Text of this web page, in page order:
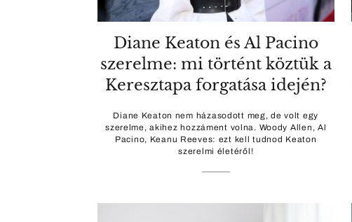
Diane Keaton és Al Pacino
szerelme: mi történt köztük a
Keresztapa forgatása idején?
Diane Keaton nem házasodott meg, de volt egy
szerelme, akihez hozzáment volna. Woody Allen, Al
Pacino, Keanu Reeves: ezt kell tudnod Keaton
szerelmi életéről!